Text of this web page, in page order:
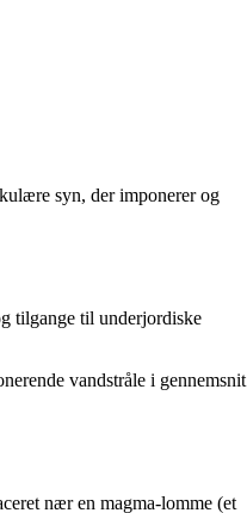
syn, der imponerer og
tilgange til underjordiske
vandstråle i gennemsnit
nær en magma-lomme (et